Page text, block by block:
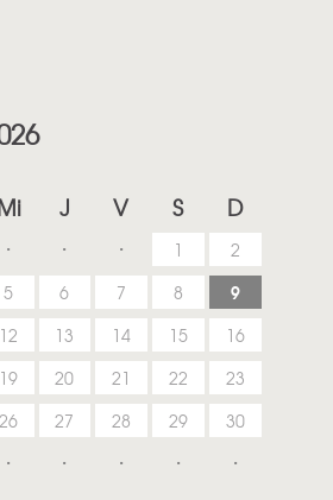
J V S D
1
2
5 6 7 8 9
12 13 14 15
16
19 20 21 22
23
26 27 28 29
30